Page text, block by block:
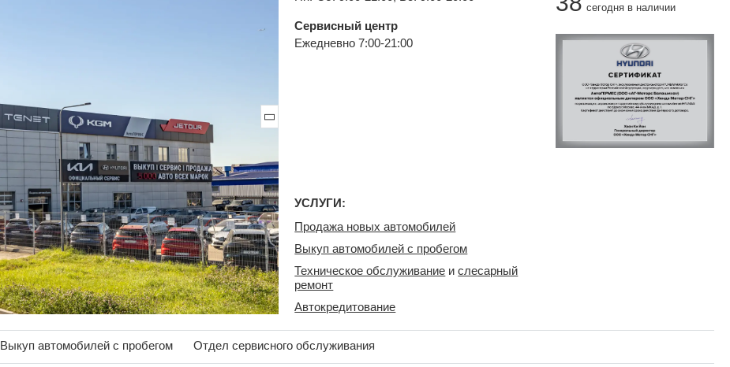
Сервисный центр
Ежедневно 7:00-21:00
УСЛУГИ:
Продажа новых автомобилей
Выкуп автомобилей с пробегом
Техническое обслуживание ислесарный
ремонт
Автокредитование
сегодня в наличии
Выкуп автомобилей с пробегом Отдел сервисного обслуживания